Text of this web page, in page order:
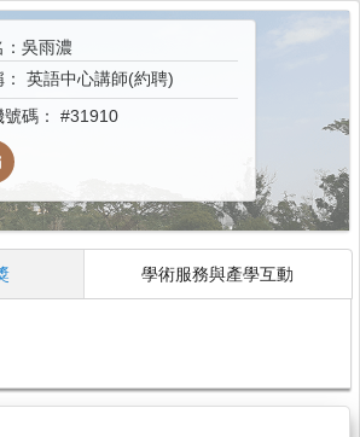
：吳雨濃
英語中心講師(約聘)
碼： #31910
學術服務與產學互動